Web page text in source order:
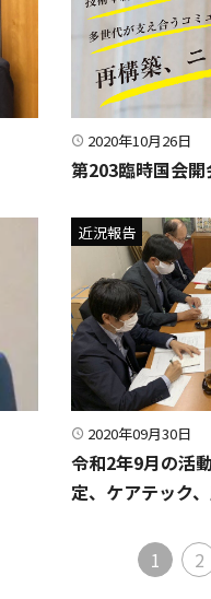
2020年10月26日
第203臨時国会
2020年09月30日
令和2年9月の活
定、ケアテック
近況報告
1 2